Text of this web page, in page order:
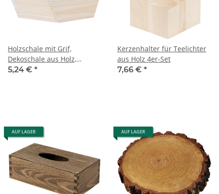
Holzschale mit Grif,
Dekoschale aus Holz,
22 × 18 cm
5,24 € *
Kerzenhalter für Teelichter
aus Holz 4er-Set
7,66 € *
AUF LAGER AUF LAGER